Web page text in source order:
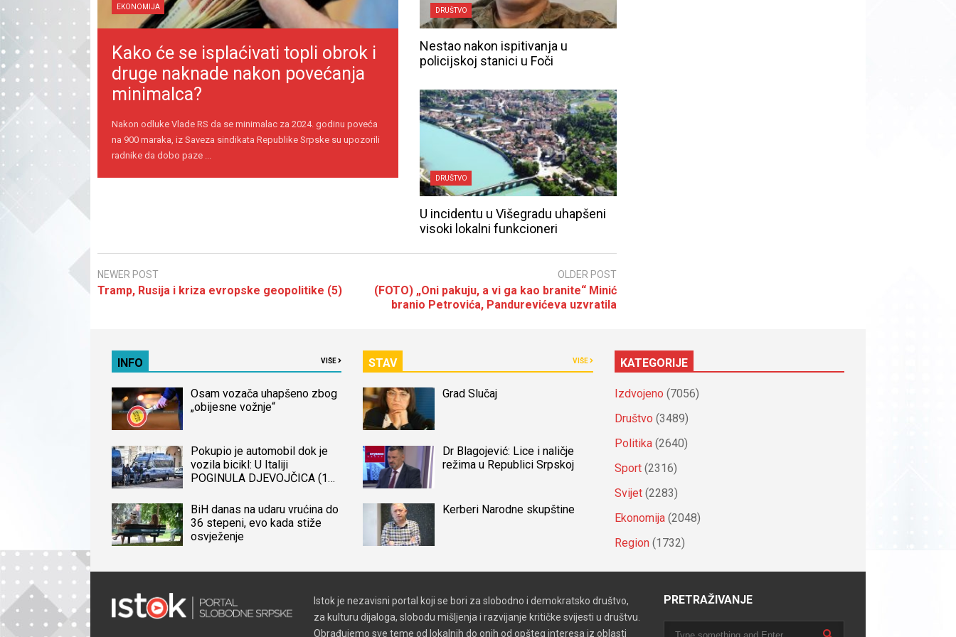
EKONOMIJA
Kako će se isplaćivati topli obrok i
druge naknade nakon povećanja
minimalca?
Nakon odluke Vlade RS da se minimalac za 2024. godinu poveća
na 900 maraka, iz Saveza sindikata Republike Srpske su upozorili
radnike da dobo paze ...
DRUŠTVO
Nestao nakon ispitivanja u
policijskoj stanici u Foči
DRUŠTVO
U incidentu u Višegradu uhapšeni
visoki lokalni funkcioneri
NEWER POST
Tramp, Rusija i kriza evropske geopolitike (5)
OLDER POST
(FOTO) „Oni pakuju, a vi ga kao branite“ Minić
branio Petrovića, Pandurevićeva uzvratila
INFO VIŠE
Osam vozača uhapšeno zbog
„obijesne vožnje“
Pokupio je automobil dok je
vozila bicikl: U Italiji
POGINULA DJEVOJČICA (14)
tijela
BiH danas na udaru vrućina do
36 stepeni, evo kada stiže
osvježenje
STAV VIŠE
Grad Slučaj
Dr Blagojević: Lice i naličje
režima u Republici Srpskoj
Kerberi Narodne skupštine
KATEGORIJE
Izdvojeno (7056)
Društvo (3489)
Politika (2640)
Sport (2316)
Svijet (2283)
Ekonomija (2048)
Region (1732)
Istok je nezavisni portal koji se bori za slobodno i demokratsko društvo,
za kulturu dijaloga, slobodu mišljenja i razvijanje kritičke svijesti u društvu.
Obrađujemo sve teme od lokalnih do onih od opšteg interesa iz oblasti
PRETRAŽIVANJE